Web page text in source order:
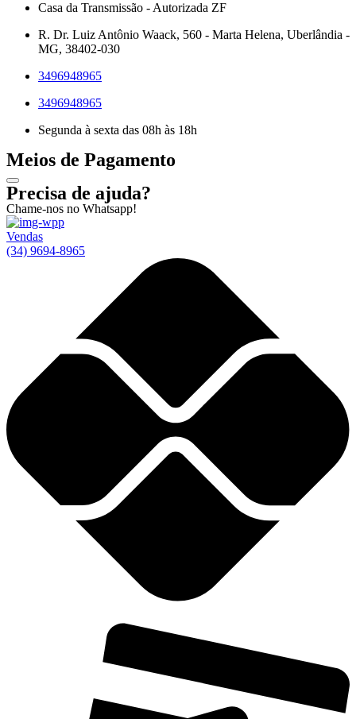
Casa da Transmissão - Autorizada ZF
R. Dr. Luiz Antônio Waack, 560 - Marta Helena, Uberlândia -
MG, 38402-030
3496948965
3496948965
Segunda à sexta das 08h às 18h
Meios de Pagamento
Precisa de ajuda?
Chame-nos no Whatsapp!
Vendas
(34) 9694-8965